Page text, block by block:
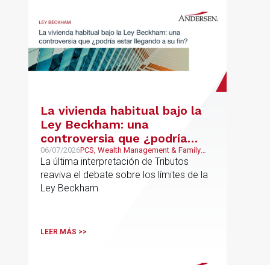
La vivienda habitual bajo la
Ley Beckham: una
controversia que ¿podría
estar llegando a su fin?
06/07/2026PCS, Wealth Management & Family
Business, Fiscal
La última interpretación de Tributos
reaviva el debate sobre los límites de la
Ley Beckham
LEER MÁS >>